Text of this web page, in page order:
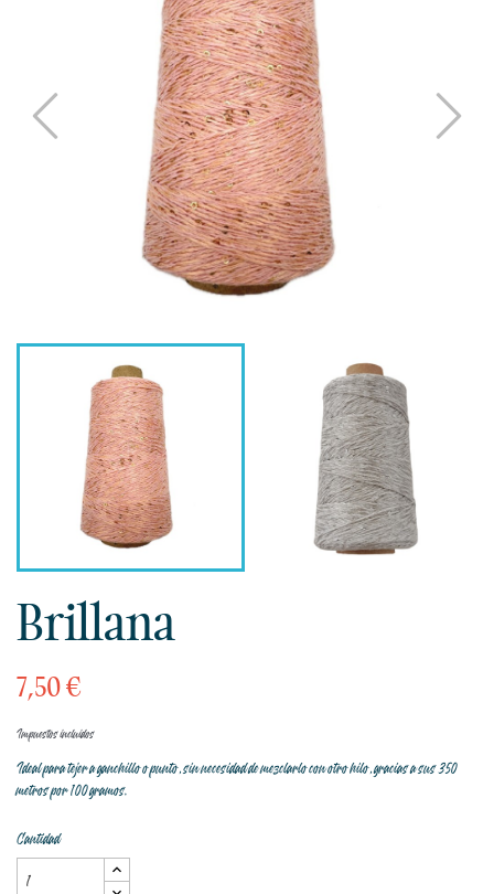
Brillana
7,50 €
Impuestos incluidos
Ideal para tejer a ganchillo o punto, sin necesidad de mezclarlo con otro hilo, gracias a sus 350
metros por 100 gramos.
Cantidad